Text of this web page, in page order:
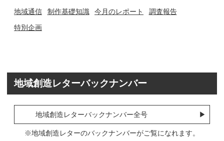
地域通信 制作基礎知識 今月のレポート 調査報告
特別企画
地域創造レターバックナンバー
地域創造レターバックナンバー全号
※地域創造レターのバックナンバーがご覧になれます。